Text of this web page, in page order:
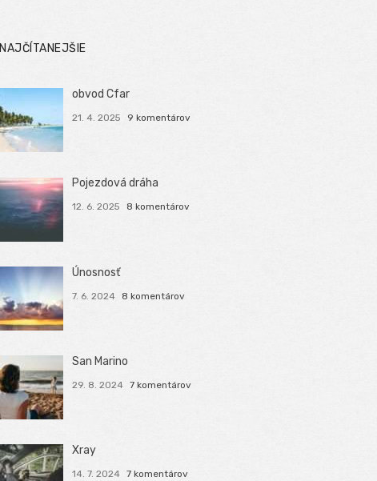
NAJČÍTANEJŠIE
obvod Cfar
21. 4. 2025 9 komentárov
Pojezdová dráha
12. 6. 2025 8 komentárov
Únosnosť
7. 6. 2024 8 komentárov
San Marino
29. 8. 2024 7 komentárov
Xray
14. 7. 2024 7 komentárov